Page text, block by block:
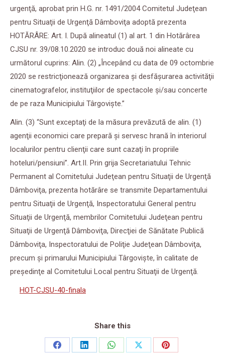
urgenţă, aprobat prin H.G. nr. 1491/2004 Comitetul Judeţean
pentru Situaţii de Urgenţă Dâmboviţa adoptă prezenta
HOTĂRÂRE: Art. I. După alineatul (1) al art. 1 din Hotărârea
CJSU nr. 39/08.10.2020 se introduc două noi alineate cu
următorul cuprins: Alin. (2) „Începând cu data de 09 octombrie
2020 se restricţionează organizarea şi desfăşurarea activităţii
cinematografelor, instituţiilor de spectacole şi/sau concerte
de pe raza Municipiului Târgovişte.”
Alin. (3) “Sunt exceptaţi de la măsura prevăzută de alin. (1)
agenţii economici care prepară şi servesc hrană în interiorul
localurilor pentru clienţii care sunt cazaţi în propriile
hoteluri/pensiuni”. Art.II. Prin grija Secretariatului Tehnic
Permanent al Comitetului Judeţean pentru Situaţii de Urgenţă
Dâmboviţa, prezenta hotărâre se transmite Departamentului
pentru Situaţii de Urgenţă, Inspectoratului General pentru
Situaţii de Urgenţă, membrilor Comitetului Judeţean pentru
Situaţii de Urgenţă Dâmboviţa, Direcţiei de Sănătate Publică
Dâmboviţa, Inspectoratului de Poliţie Judeţean Dâmboviţa,
precum şi primarului Municipiului Târgovişte, în calitate de
preşedinţe al Comitetului Local pentru Situaţii de Urgenţă.
HOT-CJSU-40-finala
Share this
Share
Share
Share
Share
Share